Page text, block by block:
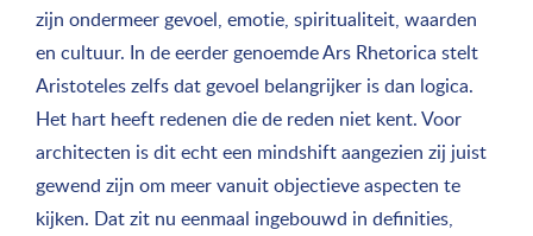
zijn ondermeer gevoel, emotie, spiritualiteit, waarden
en cultuur. In de eerder genoemde Ars Rhetorica stelt
Aristoteles zelfs dat gevoel belangrijker is dan logica.
Het hart heeft redenen die de reden niet kent. Voor
architecten is dit echt een mindshift aangezien zij juist
gewend zijn om meer vanuit objectieve aspecten te
kijken. Dat zit nu eenmaal ingebouwd in definities,